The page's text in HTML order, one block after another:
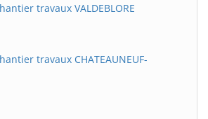
travaux VALDEBLORE
travaux CHATEAUNEUF-